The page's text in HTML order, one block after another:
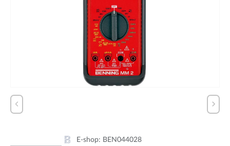
E-shop: BEN044028